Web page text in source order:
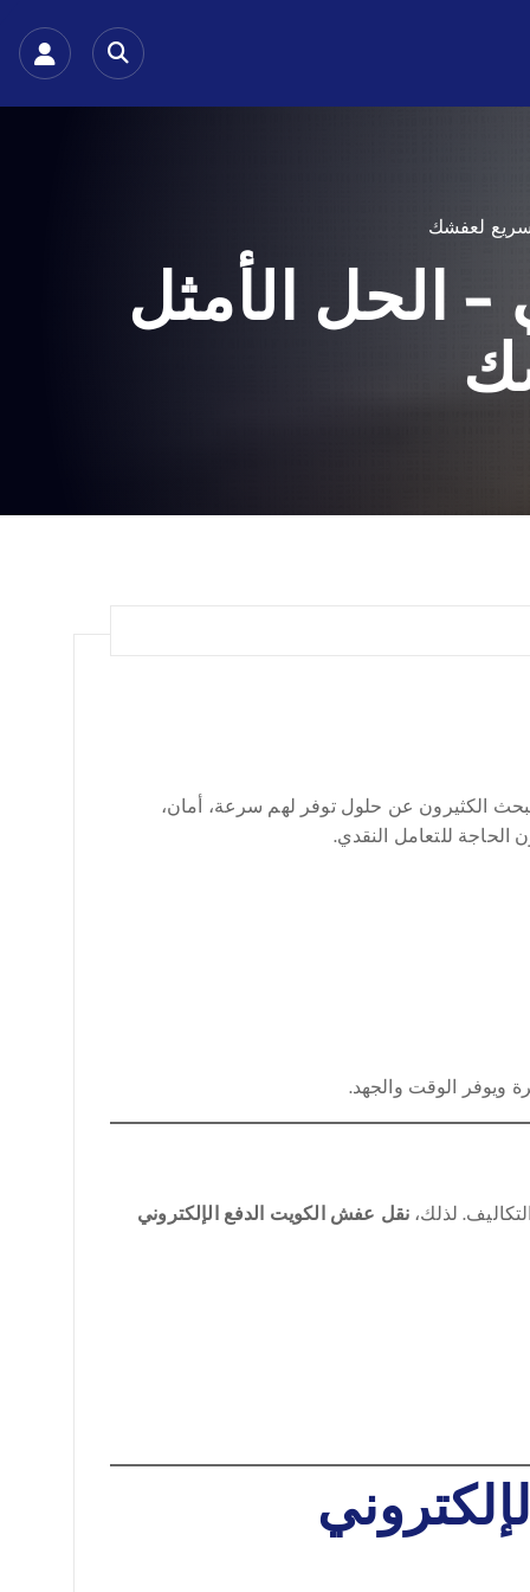
لعفشك
الحل الأمثل
يبحث الكثيرون عن حلول توفر لهم سرعة، أمان،
للتعامل النقدي.
ويوفر الوقت والجهد.
لذلك،نقل عفش الكويت الدفع الإلكتروني